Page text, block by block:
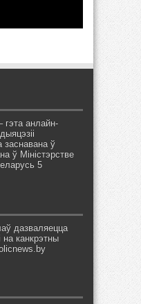
гэта анлайн-
заснавана ў
ў Міністэрстве
5
дазваляецца
на канкрэтны